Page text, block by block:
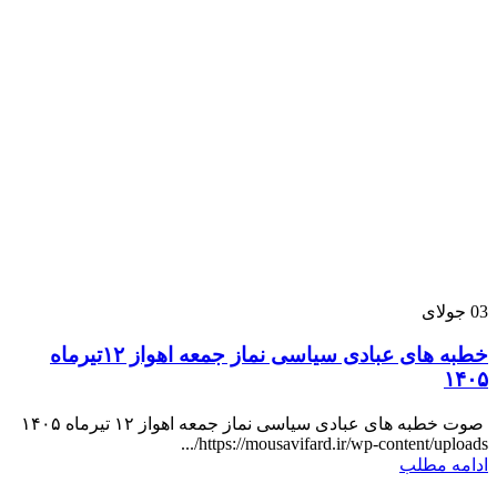
03 جولای
خطبه های عبادی سیاسی نماز جمعه اهواز ۱۲تیرماه
۱۴۰۵
صوت خطبه های عبادی سیاسی نماز جمعه اهواز ۱۲ تیرماه ۱۴۰۵
https://mousavifard.ir/wp-content/uploads/...
ادامه مطلب